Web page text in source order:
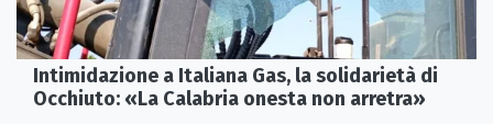
Intimidazione a Italiana Gas, la solidarietà di
Occhiuto: «La Calabria onesta non arretra»